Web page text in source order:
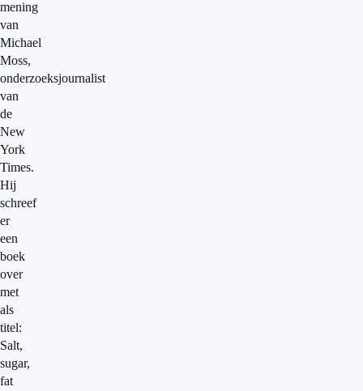
mening
van
Michael
Moss,
onderzoeksjournalist
van
de
New
York
Times.
Hij
schreef
er
een
boek
over
met
als
titel:
Salt,
sugar,
fat